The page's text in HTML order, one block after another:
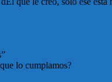
lo cumplamos?